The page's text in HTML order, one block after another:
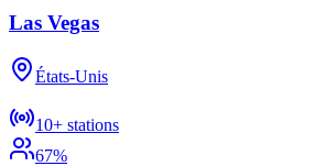
Las Vegas
États-Unis
10+ stations
67%